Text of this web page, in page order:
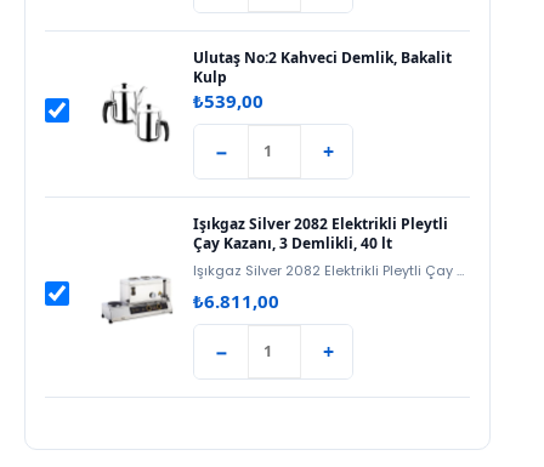
Ulutaş No:2 Kahveci Demlik, Bakalit
Kulp
₺539,00
− +
Işıkgaz Silver 2082 Elektrikli Pleytli
Çay Kazanı, 3 Demlikli, 40 lt
Işıkgaz Silver 2082 Elektrikli Pleytli Çay Kazanı, 40 litre hacim ve 3…
₺6.811,00
− +